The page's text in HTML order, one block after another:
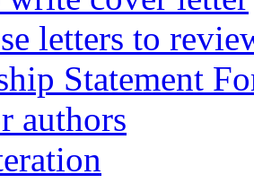
letters to
Statement
authors